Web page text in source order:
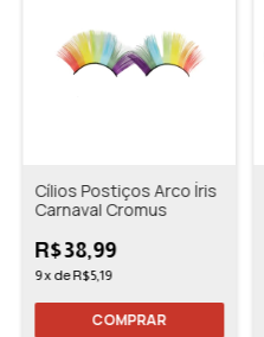
Cílios Postiços Arco Íris
Carnaval Cromus
R$38,99
9x deR$5,19